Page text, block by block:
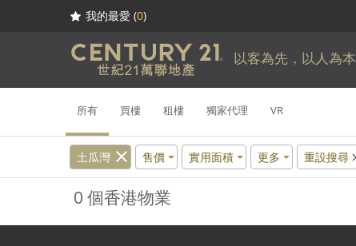
我的最愛 (0)
以客為先，以人為本
所有 買樓 租樓 獨家代理 VR
土瓜灣 售價 實用面積 更多 重設搜尋
0 個香港物業